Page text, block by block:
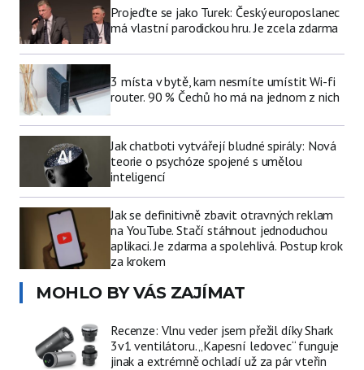
Projeďte se jako Turek: Český europoslanec
má vlastní parodickou hru. Je zcela zdarma
3 místa v bytě, kam nesmíte umístit Wi-fi
router. 90 % Čechů ho má na jednom z nich
Jak chatboti vytvářejí bludné spirály: Nová
teorie o psychóze spojené s umělou
inteligencí
Jak se definitivně zbavit otravných reklam
na YouTube. Stačí stáhnout jednoduchou
aplikaci. Je zdarma a spolehlivá. Postup krok
za krokem
MOHLO BY VÁS ZAJÍMAT
Recenze: Vlnu veder jsem přežil díky Shark
3v1 ventilátoru. „Kapesní ledovec“ funguje
jinak a extrémně ochladí už za pár vteřin